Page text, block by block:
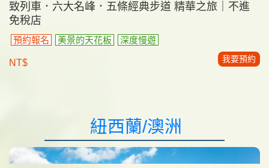
致列車．六大名峰．五條經典步道 精華之旅｜不進
免稅店
預約報名 美景的天花板 深度慢遊
NT$ 我要預約
紐西蘭/澳洲